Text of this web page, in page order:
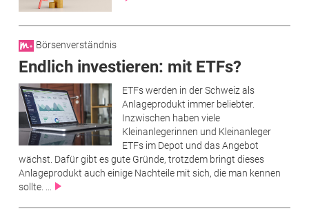
Börsenverständnis
Endlich investieren: mit ETFs?
ETFs werden in der Schweiz als
Anlageprodukt immer beliebter.
Inzwischen haben viele
Kleinanlegerinnen und Kleinanleger
ETFs im Depot und das Angebot
wächst. Dafür gibt es gute Gründe, trotzdem bringt dieses
Anlageprodukt auch einige Nachteile mit sich, die man kennen
sollte. ...